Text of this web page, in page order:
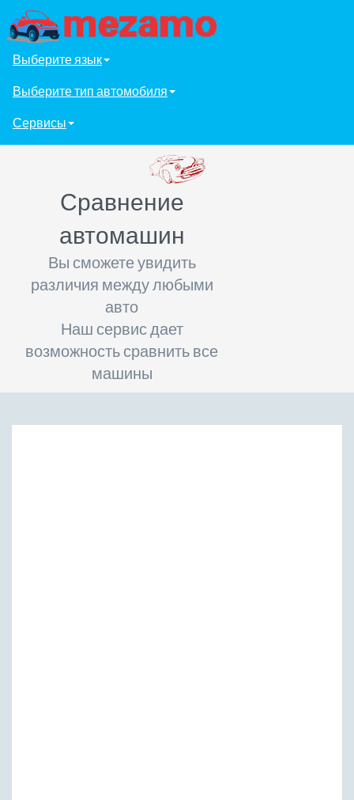
Выберите язык
Выберите тип автомобиля
Сервисы
Сравнение
автомашин
Вы сможете увидить
различия между любыми
авто
Наш сервис дает
возможность сравнить все
машины